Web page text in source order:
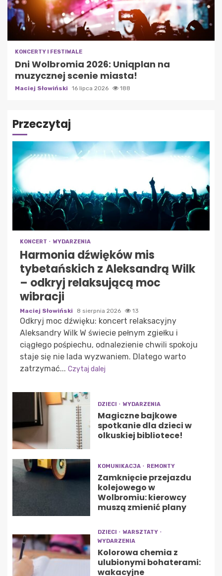
KONCERTY I FESTIWALE
Dni Wolbromia 2026: Uniqplan na
muzycznej scenie miasta!
Maciej Słowiński 16 lipca 2026 188
Przeczytaj
KONCERT WYDARZENIA
Harmonia dźwięków mis
tybetańskich z Aleksandrą Wilk
– odkryj relaksującą moc
wibracji
Maciej Słowiński 8 sierpnia 2026 13
Odkryj moc dźwięku: koncert relaksacyjny
Aleksandry Wilk W świecie pełnym zgiełku i
ciągłego pośpiechu, odnalezienie chwili spokoju
staje się nie lada wyzwaniem. Dlatego warto
zatrzymać... Czytaj dalej
DZIECI WYDARZENIA
Magiczne bajkowe
spotkanie dla dzieci w
olkuskiej bibliotece!
KOMUNIKACJA REMONTY
Zamknięcie przejazdu
kolejowego w
Wolbromiu: kierowcy
muszą zmienić plany
DZIECI
WARSZTATY
WYDARZENIA
Kolorowa chemia z
ulubionymi bohaterami:
wakacyjne